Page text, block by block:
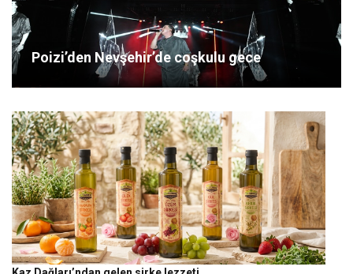
Poizi’den Nevşehir’de coşkulu gece